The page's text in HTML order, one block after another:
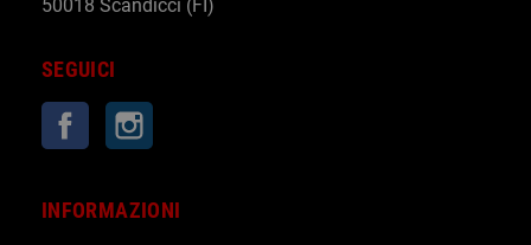
50018 Scandicci (FI)
SEGUICI
Facebook
INFORMAZIONI